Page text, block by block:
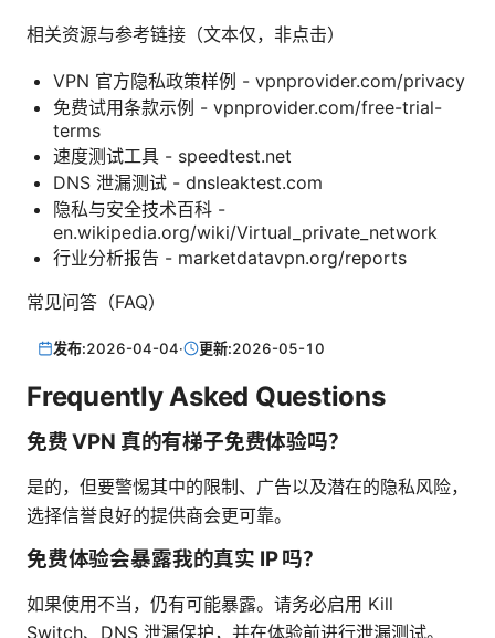
相关资源与参考链接（文本仅，非点击）
VPN 官方隐私政策样例 - vpnprovider.com/privacy
免费试用条款示例 - vpnprovider.com/free-trial-
terms
速度测试工具 - speedtest.net
DNS 泄漏测试 - dnsleaktest.com
隐私与安全技术百科 -
en.wikipedia.org/wiki/Virtual_private_network
行业分析报告 - marketdatavpn.org/reports
常见问答（FAQ）
发布:2026-04-04· 更新:2026-05-10
Frequently Asked Questions
免费 VPN 真的有梯子免费体验吗？
是的，但要警惕其中的限制、广告以及潜在的隐私风险，
选择信誉良好的提供商会更可靠。
免费体验会暴露我的真实 IP 吗？
如果使用不当，仍有可能暴露。请务必启用 Kill
Switch、DNS 泄漏保护，并在体验前进行泄漏测试。